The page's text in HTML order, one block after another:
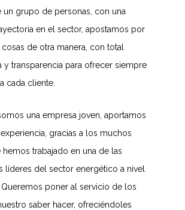
un grupo de personas, con una
en el sector, apostamos por
cosas de otra manera, con total
y transparencia para ofrecer siempre
cada cliente.
una empresa joven, aportamos
gracias a los muchos
hemos trabajado en una de las
líderes del sector energético a nivel
Queremos poner al servicio de los
saber hacer, ofreciéndoles